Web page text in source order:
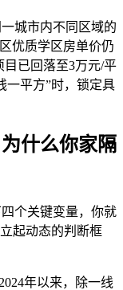
城市内不同区域的
优质学区房单价仍
已回落至3万元/平
一平方”时，锁定具
什么你家隔
个关键变量，你就
起动态的判断框
2024年以来，除一线